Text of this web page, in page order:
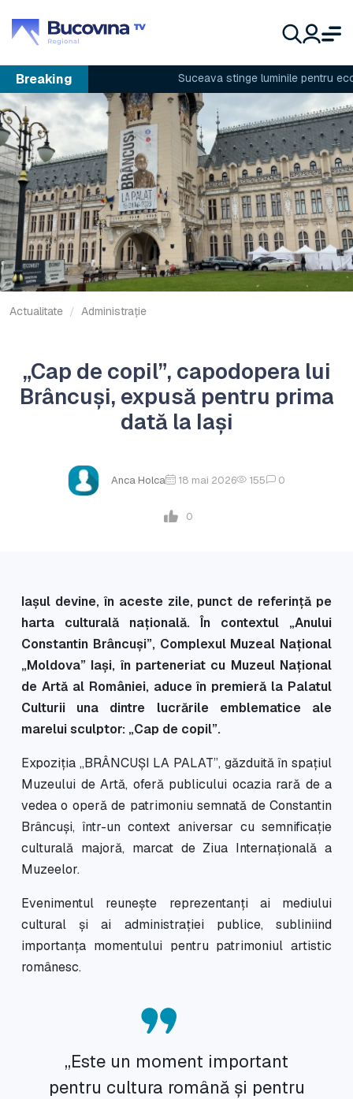
Breaking Suceava stinge luminile pentru
Actualitate Administrație
„Cap de copil”, capodopera lui
Brâncuși, expusă pentru prima
dată la Iași
Anca Holca 18 mai 2026 155 0
0
Iașul devine, în aceste zile, punct de referință pe
harta culturală națională. În contextul „Anului
Constantin Brâncuși”, Complexul Muzeal Național
„Moldova” Iași, în parteneriat cu Muzeul Național
de Artă al României, aduce în premieră la Palatul
Culturii una dintre lucrările emblematice ale
marelui sculptor: „Cap de copil”.
Expoziția „BRÂNCUȘI LA PALAT”, găzduită în spațiul
Muzeului de Artă, oferă publicului ocazia rară de a
vedea o operă de patrimoniu semnată de Constantin
Brâncuși, într-un context aniversar cu semnificație
culturală majoră, marcat de Ziua Internațională a
Muzeelor.
Evenimentul reunește reprezentanți ai mediului
cultural și ai administrației publice, subliniind
importanța momentului pentru patrimoniul artistic
românesc.
„Este un moment important
pentru cultura română și pentru